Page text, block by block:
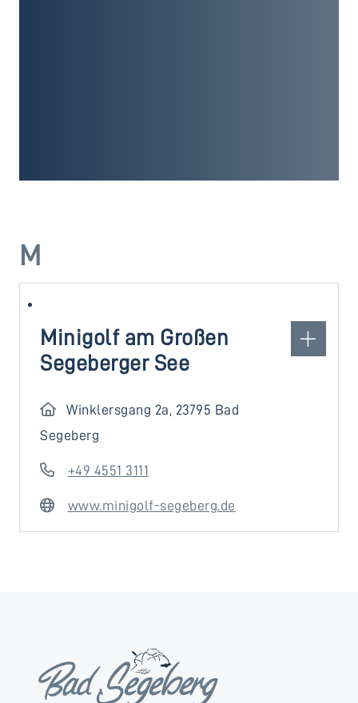
M
Minigolf am Großen
Segeberger See
Winklersgang 2a, 23795 Bad
Segeberg
+49 4551 3111
www.minigolf-segeberg.de